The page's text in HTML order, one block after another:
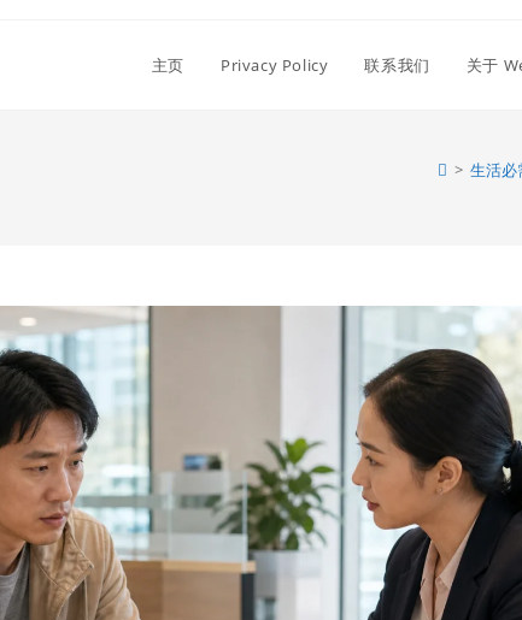
主页 Privacy Policy 联系我们 关于
> 生活必